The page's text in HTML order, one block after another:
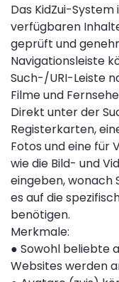
Das KidZui-
verfügbaren
geprüft und
Navigationsleiste
Such-/URI-Leiste
Filme und
Direkt unter der
Registerkarten,
Fotos und eine für
wie die Bild- und
eingeben, wonach
es auf die
benötigen.
Merkmale:
● Sowohl beliebte
Websites werden